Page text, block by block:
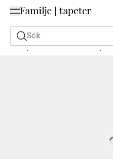
Sök
Tapeter Varumärken Paintpart